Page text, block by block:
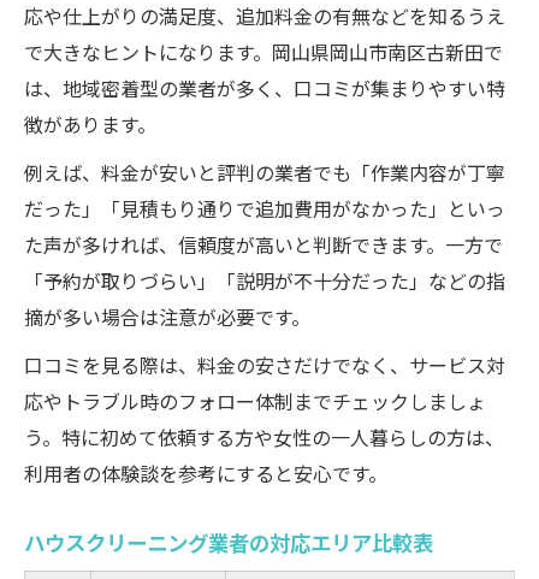
応や仕上がりの満足度、追加料金の有無などを知るうえ
で大きなヒントになります。岡山県岡山市南区古新田で
は、地域密着型の業者が多く、口コミが集まりやすい特
徴があります。
例えば、料金が安いと評判の業者でも「作業内容が丁寧
だった」「見積もり通りで追加費用がなかった」といっ
た声が多ければ、信頼度が高いと判断できます。一方で
「予約が取りづらい」「説明が不十分だった」などの指
摘が多い場合は注意が必要です。
口コミを見る際は、料金の安さだけでなく、サービス対
応やトラブル時のフォロー体制までチェックしましょ
う。特に初めて依頼する方や女性の一人暮らしの方は、
利用者の体験談を参考にすると安心です。
ハウスクリーニング業者の対応エリア比較表